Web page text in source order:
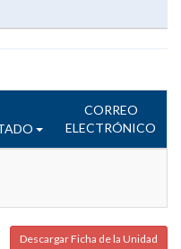
CORREO
ELECTRÓNICO
Descargar Ficha de la Unidad